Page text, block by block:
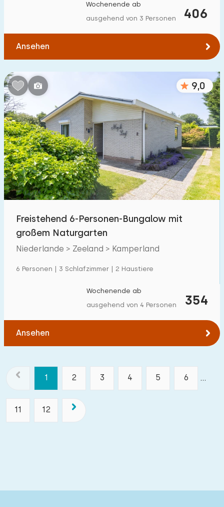
406
Wochenende ab
ausgehend von 3 Personen
Ansehen
9,0
Freistehend 6-Personen-Bungalow mit
großem Naturgarten
Niederlande > Zeeland > Kamperland
6 Personen | 3 Schlafzimmer | 2 Haustiere
354
Wochenende ab
ausgehend von 4 Personen
Ansehen
1 2 3 4 5 6 ...
11 12